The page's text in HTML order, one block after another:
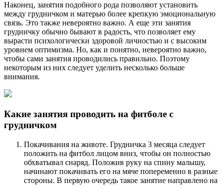
Наконец, занятия подобного рода позволяют установить
между грудничком и матерью более крепкую эмоциональную
связь. Это также невероятно важно. А еще эти занятия
грудничку обычно бывают в радость, что позволяет ему
вырасти психологически здоровой личностью и с высоким
уровнем оптимизма. Но, как и понятно, невероятно важно,
чтобы сами занятия проводились правильно. Поэтому
некоторым из них следует уделить несколько больше
внимания.
Какие занятия проводить на фитболе с
грудничком
Покачивания на животе. Грудничка 3 месяца следует
положить на фитбол лицом вниз, чтобы он полностью
обхватывал снаряд. Положив руку на спину малышу,
начинают покачивать его на мяче попеременно в разные
стороны. В первую очередь такое занятие направлено на